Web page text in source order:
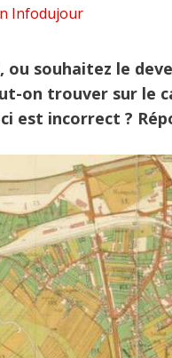
Infodujour
ou souhaitez le
on trouver sur le
est incorrect ?